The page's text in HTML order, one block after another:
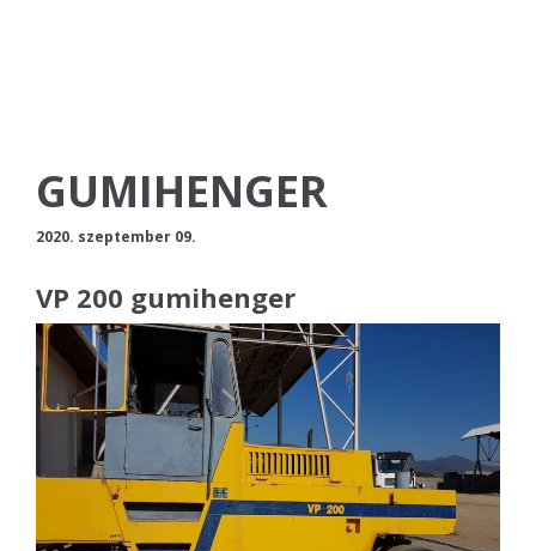
GUMIHENGER
2020. szeptember 09.
VP 200 gumihenger